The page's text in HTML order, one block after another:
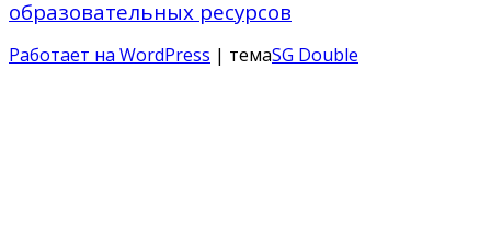
образовательных ресурсов
Работает на WordPress | темаSG Double